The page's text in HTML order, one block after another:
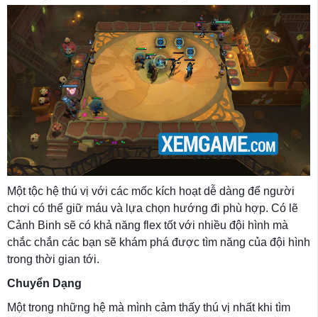
Một tộc hệ thú vị với các mốc kích hoạt dễ dàng để người
chơi có thể giữ máu và lựa chọn hướng đi phù hợp. Có lẽ
Cảnh Binh sẽ có khả năng flex tốt với nhiều đội hình mà
chắc chắn các bạn sẽ khám phá được tìm năng của đội hình
trong thời gian tới.
Chuyển Dạng
Một trong những hệ mà mình cảm thấy thú vị nhất khi tìm